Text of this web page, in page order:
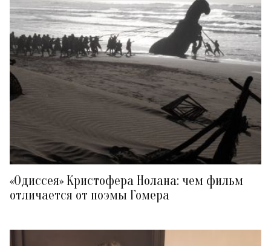
«Одиссея» Кристофера Нолана: чем фильм
отличается от поэмы Гомера